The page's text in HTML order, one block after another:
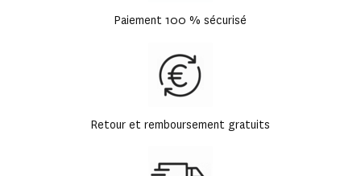
Paiement 100 % sécurisé
Retour et remboursement gratuits